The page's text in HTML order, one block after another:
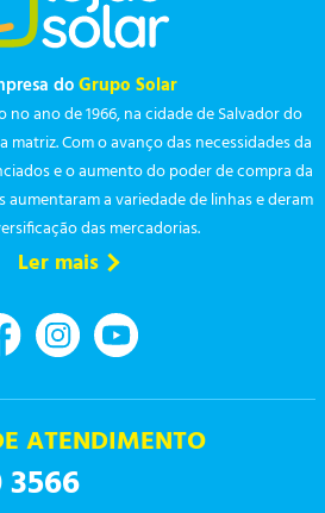
doGrupo Solar
ano de 1966, na cidade de Salvador do
matriz. Com o avanço das necessidades da
e o aumento do poder de compra da
a variedade de linhas e deram
das mercadorias.
Ler mais
ATENDIMENTO